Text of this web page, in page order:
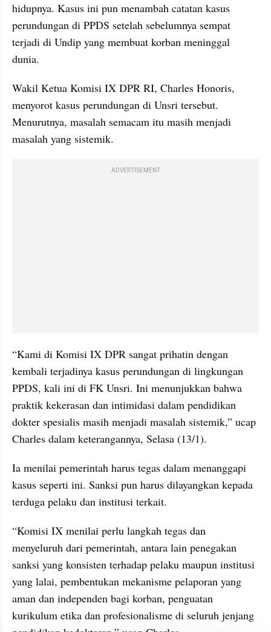
hidupnya. Kasus ini pun menambah catatan kasus
perundungan di PPDS setelah sebelumnya sempat
terjadi di Undip yang membuat korban meninggal
dunia.
Wakil Ketua Komisi IX DPR RI, Charles Honoris,
menyorot kasus perundungan di Unsri tersebut.
Menurutnya, masalah semacam itu masih menjadi
masalah yang sistemik.
ADVERTISEMENT
“Kami di Komisi IX DPR sangat prihatin dengan
kembali terjadinya kasus perundungan di lingkungan
PPDS, kali ini di FK Unsri. Ini menunjukkan bahwa
praktik kekerasan dan intimidasi dalam pendidikan
dokter spesialis masih menjadi masalah sistemik,” ucap
Charles dalam keterangannya, Selasa (13/1).
Ia menilai pemerintah harus tegas dalam menanggapi
kasus seperti ini. Sanksi pun harus dilayangkan kepada
terduga pelaku dan institusi terkait.
“Komisi IX menilai perlu langkah tegas dan
menyeluruh dari pemerintah, antara lain penegakan
sanksi yang konsisten terhadap pelaku maupun institusi
yang lalai, pembentukan mekanisme pelaporan yang
aman dan independen bagi korban, penguatan
kurikulum etika dan profesionalisme di seluruh jenjang